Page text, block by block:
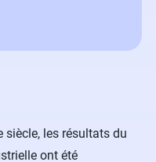
siècle, les résultats du
ont été